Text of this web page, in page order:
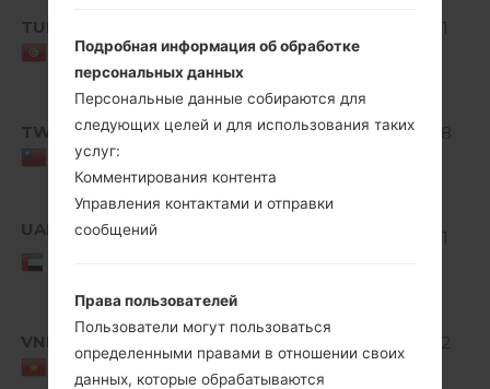
TUN
Tunisia
Jelly
510.01
TWN
Taiwan
V10F_00.kdz
Android
4.1-4.3
521.98
UAE
Android
510.01
VNM
Viet Nam
V10D_00.kdz
Android
512.92
Подробная информация об обработке
персональных данных
Персональные данные собираются для
следующих целей и для использования таких
услуг:
Комментирования контента
Управления контактами и отправки
сообщений
Права пользователей
Пользователи могут пользоваться
определенными правами в отношении своих
данных, которые обрабатываются